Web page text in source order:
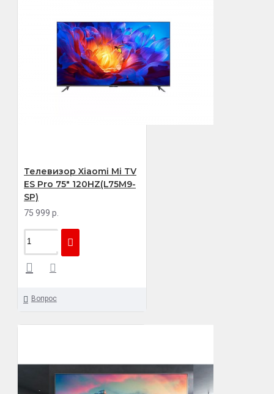
Телевизор Xiaomi Mi TV
ES Pro 75" 120HZ(L75M9-
SP)
75 999 р.
Вопрос